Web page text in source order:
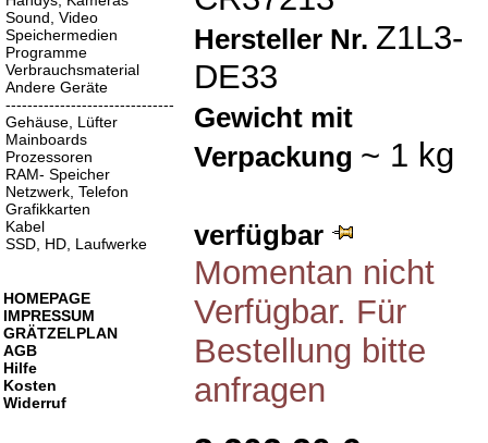
Hersteller Nr. Z1L3-
DE33
Gewicht mit
Verpackung ~ 1 kg
verfügbar
Momentan nicht
Verfügbar. Für
Bestellung bitte
anfragen
Sound, Video
Speichermedien
Programme
Verbrauchsmaterial
Andere Geräte
-------------------------------
Gehäuse, Lüfter
Mainboards
Prozessoren
RAM- Speicher
Netzwerk, Telefon
Grafikkarten
Kabel
SSD, HD, Laufwerke
HOMEPAGE
IMPRESSUM
GRÄTZELPLAN
AGB
Hilfe
Kosten
Widerruf